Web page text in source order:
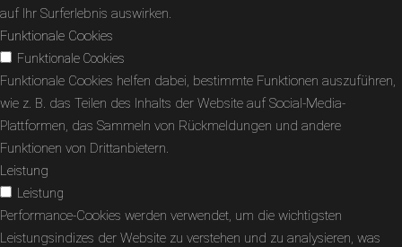
auf Ihr Surferlebnis auswirken.
Funktionale Cookies
Funktionale Cookies
Funktionale Cookies helfen dabei, bestimmte Funktionen auszuführen,
wie z. B. das Teilen des Inhalts der Website auf Social-Media-
Plattformen, das Sammeln von Rückmeldungen und andere
Funktionen von Drittanbietern.
Leistung
Leistung
Performance-Cookies werden verwendet, um die wichtigsten
Leistungsindizes der Website zu verstehen und zu analysieren, was